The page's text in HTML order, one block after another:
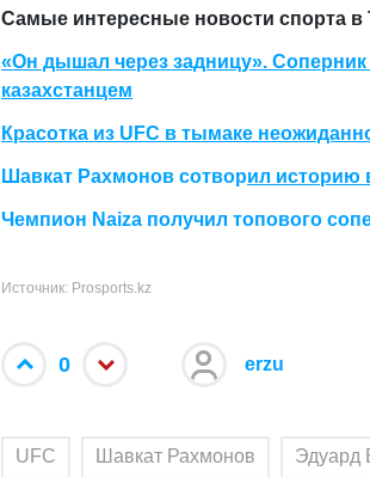
Самые интересные новости спорта в
«Он дышал через задницу».
казахстанцем
Красотка из UFC в тымаке неожида
Шавкат Рахмонов сотворил историю
Чемпион Naiza получил топового
Источник: Prosports.kz
0 erzu
UFC Шавкат Рахмонов Эдуард